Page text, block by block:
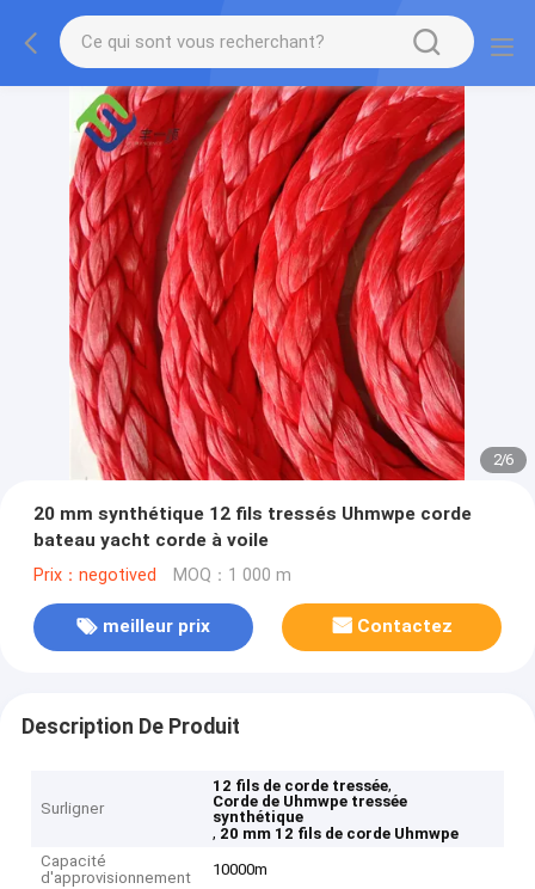
2/6
20 mm synthétique 12 fils tressés Uhmwpe corde
bateau yacht corde à voile
Prix：negotived MOQ：1 000 m
meilleur prix Contactez
Description De Produit
Surligner
12 fils de corde tressée,
Corde de Uhmwpe tressée
synthétique
, 20 mm 12 fils de corde Uhmwpe
Capacité
d'approvisionnement
10000m